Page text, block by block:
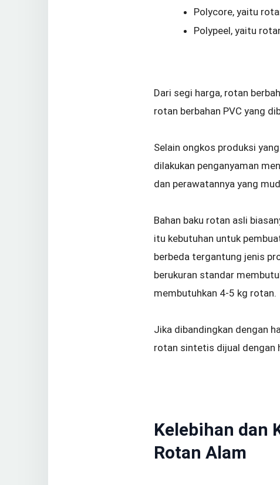
Polycore, yaitu
Polypeel, yaitu
Dari segi harga, rotan
rotan berbahan PVC yang
Selain ongkos produksi
dilakukan penganyaman
dan perawatannya yang
Bahan baku rotan asli
itu kebutuhan untuk
berbeda tergantung jenis
berukuran standar
membutuhkan 4-5 kg rotan.
Jika dibandingkan dengan
rotan sintetis dijual dengan
Kelebihan dan
Rotan Alam